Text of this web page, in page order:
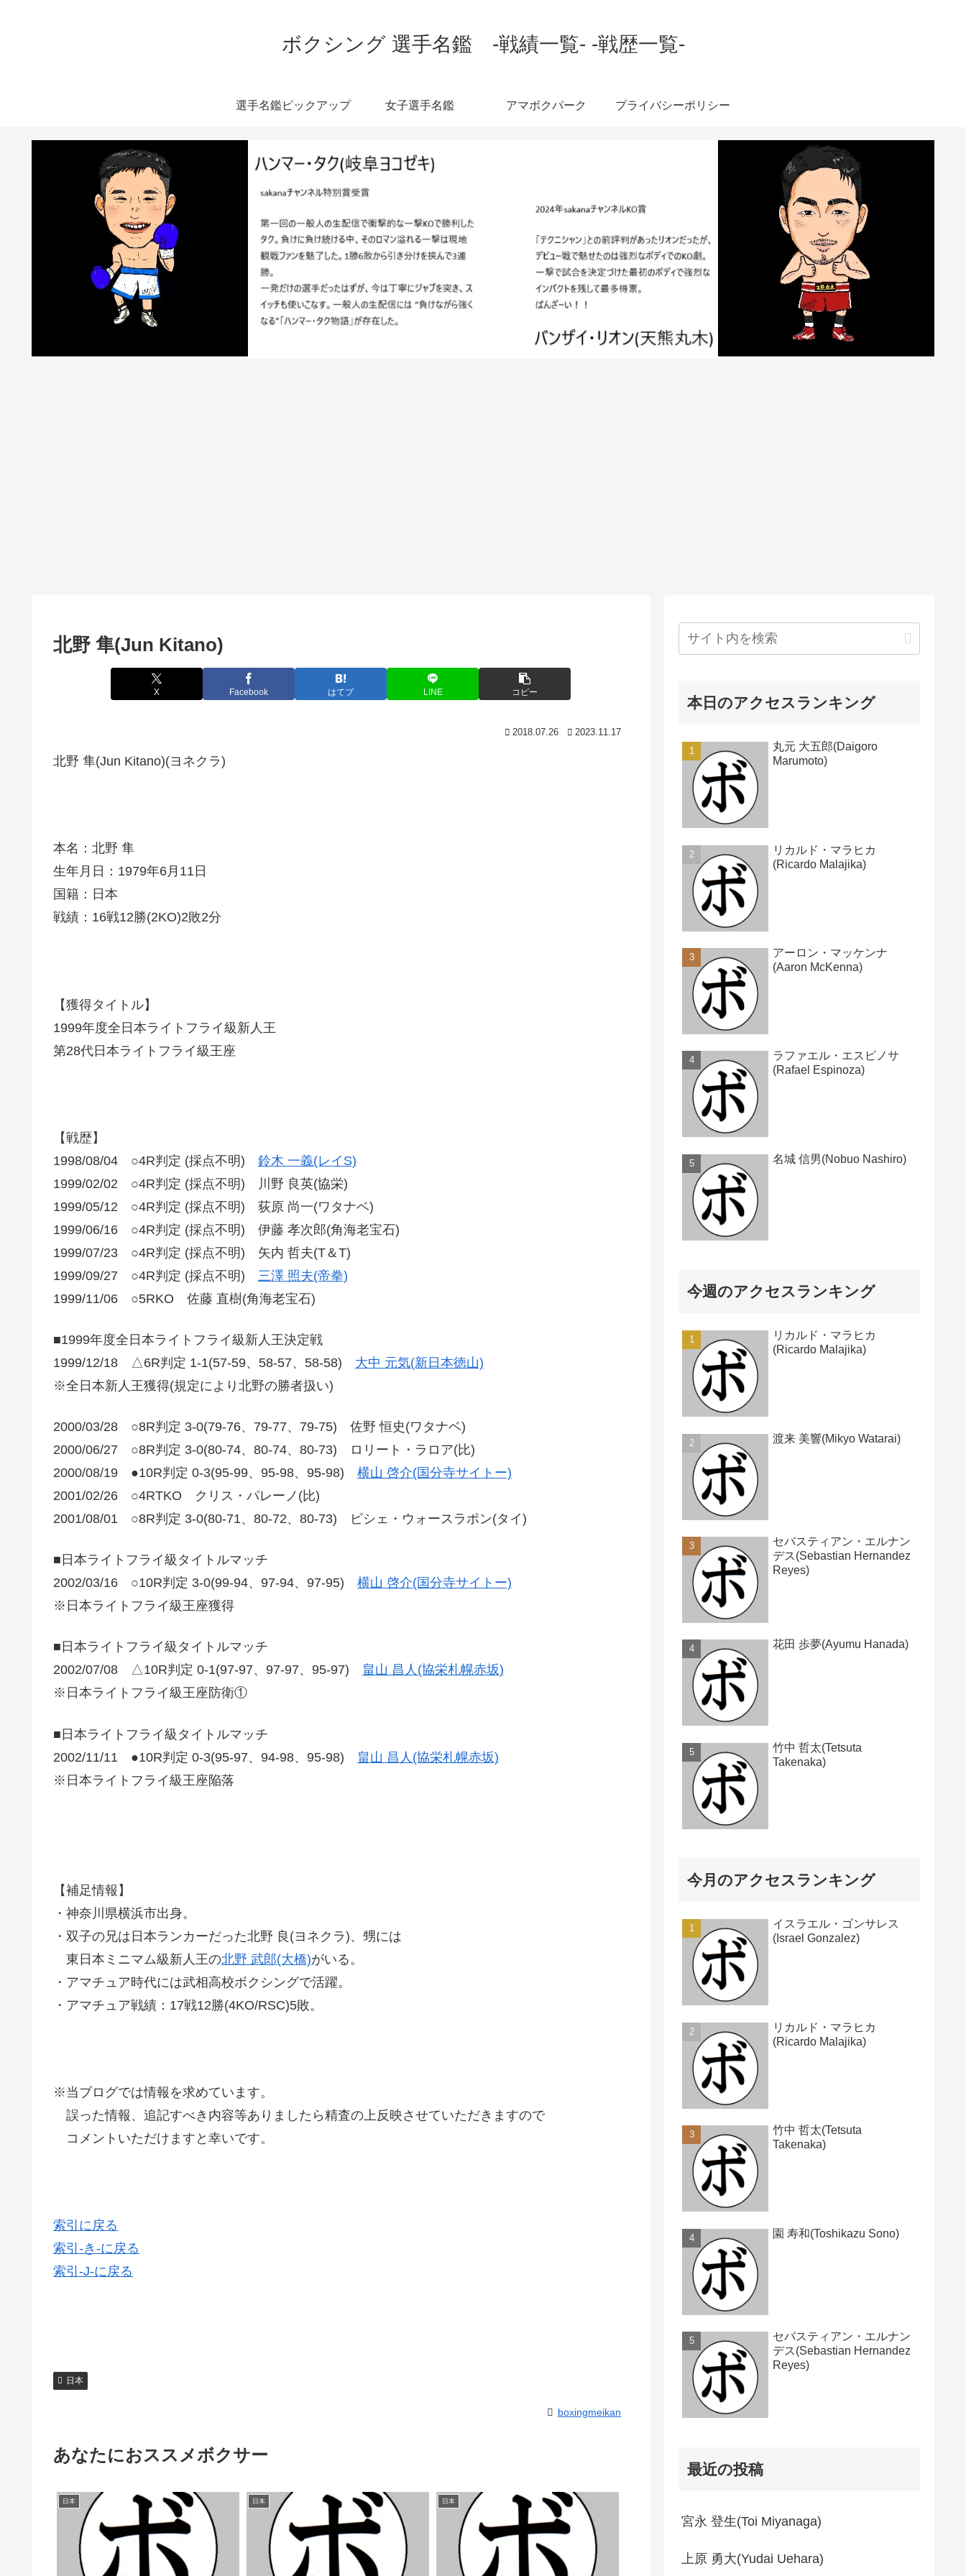
ボクシング 選手名鑑 -戦績一覧- -戦歴一覧-
選手名鑑ピックアップ 女子選手名鑑 アマボクパーク プライバシーポリシー
北野 隼(Jun Kitano)
X Facebook はてブ LINE コピー
2018.07.26 2023.11.17
北野 隼(Jun Kitano)(ヨネクラ)
本名：北野 隼
生年月日：1979年6月11日
国籍：日本
戦績：16戦12勝(2KO)2敗2分
【獲得タイトル】
1999年度全日本ライトフライ級新人王
第28代日本ライトフライ級王座
【戦歴】
1998/08/04 ○4R判定 (採点不明) 鈴木 一義(レイS)
1999/02/02 ○4R判定 (採点不明) 川野 良英(協栄)
1999/05/12 ○4R判定 (採点不明) 荻原 尚一(ワタナベ)
1999/06/16 ○4R判定 (採点不明) 伊藤 孝次郎(角海老宝石)
1999/07/23 ○4R判定 (採点不明) 矢内 哲夫(T＆T)
1999/09/27 ○4R判定 (採点不明) 三澤 照夫(帝拳)
1999/11/06 ○5RKO 佐藤 直樹(角海老宝石)
■1999年度全日本ライトフライ級新人王決定戦
1999/12/18 △6R判定 1-1(57-59、58-57、58-58) 大中 元気(新日本徳山)
※全日本新人王獲得(規定により北野の勝者扱い)
2000/03/28 ○8R判定 3-0(79-76、79-77、79-75) 佐野 恒史(ワタナベ)
2000/06/27 ○8R判定 3-0(80-74、80-74、80-73) ロリート・ラロア(比)
2000/08/19 ●10R判定 0-3(95-99、95-98、95-98) 横山 啓介(国分寺サイトー)
2001/02/26 ○4RTKO クリス・パレーノ(比)
2001/08/01 ○8R判定 3-0(80-71、80-72、80-73) ピシェ・ウォースラポン(タイ)
■日本ライトフライ級タイトルマッチ
2002/03/16 ○10R判定 3-0(99-94、97-94、97-95) 横山 啓介(国分寺サイトー)
※日本ライトフライ級王座獲得
■日本ライトフライ級タイトルマッチ
2002/07/08 △10R判定 0-1(97-97、97-97、95-97) 畠山 昌人(協栄札幌赤坂)
※日本ライトフライ級王座防衛①
■日本ライトフライ級タイトルマッチ
2002/11/11 ●10R判定 0-3(95-97、94-98、95-98) 畠山 昌人(協栄札幌赤坂)
※日本ライトフライ級王座陥落
【補足情報】
・神奈川県横浜市出身。
・双子の兄は日本ランカーだった北野 良(ヨネクラ)、甥には
東日本ミニマム級新人王の北野 武郎(大橋)がいる。
・アマチュア時代には武相高校ボクシングで活躍。
・アマチュア戦績：17戦12勝(4KO/RSC)5敗。
※当ブログでは情報を求めています。
誤った情報、追記すべき内容等ありましたら精査の上反映させていただきますので
コメントいただけますと幸いです。
索引に戻る
索引-き-に戻る
索引-J-に戻る
日本
boxingmeikan
あなたにおススメボクサー
日本 日本 日本
本日のアクセスランキング
丸元 大五郎(Daigoro
Marumoto)
リカルド・マラヒカ
(Ricardo Malajika)
アーロン・マッケンナ
(Aaron McKenna)
ラファエル・エスピノサ
(Rafael Espinoza)
名城 信男(Nobuo Nashiro)
今週のアクセスランキング
リカルド・マラヒカ
(Ricardo Malajika)
渡来 美響(Mikyo Watarai)
セバスティアン・エルナン
デス(Sebastian Hernandez
Reyes)
花田 歩夢(Ayumu Hanada)
竹中 哲太(Tetsuta
Takenaka)
今月のアクセスランキング
イスラエル・ゴンサレス
(Israel Gonzalez)
リカルド・マラヒカ
(Ricardo Malajika)
竹中 哲太(Tetsuta
Takenaka)
園 寿和(Toshikazu Sono)
セバスティアン・エルナン
デス(Sebastian Hernandez
Reyes)
最近の投稿
宮永 登生(Toi Miyanaga)
上原 勇大(Yudai Uehara)